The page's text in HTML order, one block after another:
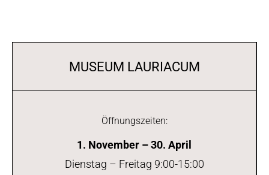
MUSEUM LAURIACUM
Öffnungszeiten:
1. November – 30. April
Dienstag – Freitag 9:00-15:00